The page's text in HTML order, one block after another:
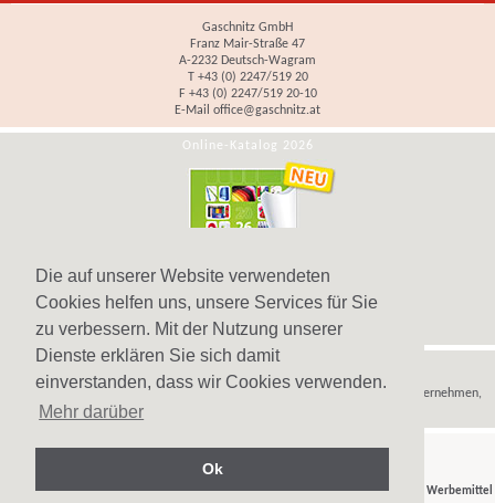
Die auf unserer Website verwendeten
Cookies helfen uns, unsere Services für Sie
zu verbessern. Mit der Nutzung unserer
Dienste erklären Sie sich damit
einverstanden, dass wir Cookies verwenden.
Mehr darüber
Ok
Gaschnitz GmbH
Franz Mair-Straße 47
A-2232 Deutsch-Wagram
T +43 (0) 2247/519 20
F +43 (0) 2247/519 20-10
E-Mail office@gaschnitz.at
Online-Katalog 2026
Hinweis
Werbeartikel
nur an Unternehmen,
© Gaschnitz GmbH 2007-2026 - Ihr Partner fürWerbeartikel,Werbegeschenke
Werbemittel